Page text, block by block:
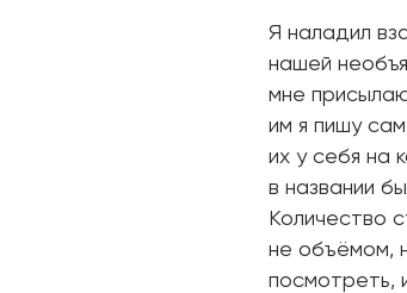
Я наладил
нашей
мне
им я пишу
их у себя на
в названии
Количество
не объёмом,
посмотреть,